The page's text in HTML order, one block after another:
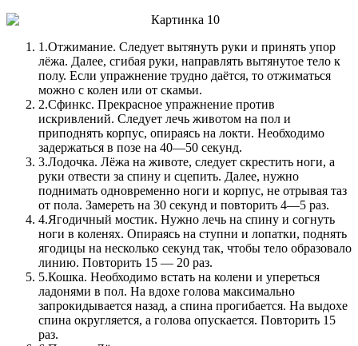
1.Отжимание. Следует вытянуть руки и принять упор
лёжа. Далее, сгибая руки, направлять вытянутое тело к
полу. Если упражнение трудно даётся, то отжиматься
можно с колен или от скамьи.
2.Сфинкс. Прекрасное упражнение против
искривлений. Следует лечь животом на пол и
приподнять корпус, опираясь на локти. Необходимо
задержаться в позе на 40—50 секунд.
3.Лодочка. Лёжа на животе, следует скрестить ноги, а
руки отвести за спину и сцепить. Далее, нужно
поднимать одновременно ноги и корпус, не отрывая таз
от пола. Замереть на 30 секунд и повторить 4—5 раз.
4.Ягодичный мостик. Нужно лечь на спину и согнуть
ноги в коленях. Опираясь на ступни и лопатки, поднять
ягодицы на несколько секунд так, чтобы тело образовало
линию. Повторить 15 — 20 раз.
5.Кошка. Необходимо встать на колени и упереться
ладонями в пол. На вдохе голова максимально
запрокидывается назад, а спина прогибается. На выдохе
спина округляется, а голова опускается. Повторить 15
раз.